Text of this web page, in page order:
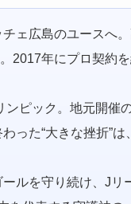
ェ広島のユースへ
2017年にプロ契約
ピック。地元開催
った“大きな挫折”
ルを守り続け、J